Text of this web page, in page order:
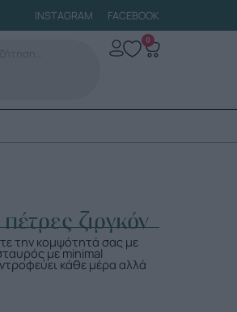
INSTAGRAM FACEBOOK
0
ζιργκόν
την κομψότητά σας με
με minimal
κάθε μέρα αλλά